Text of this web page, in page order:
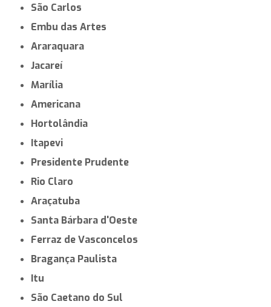
São Carlos
Embu das Artes
Araraquara
Jacareí
Marília
Americana
Hortolândia
Itapevi
Presidente Prudente
Rio Claro
Araçatuba
Santa Bárbara d'Oeste
Ferraz de Vasconcelos
Bragança Paulista
Itu
São Caetano do Sul